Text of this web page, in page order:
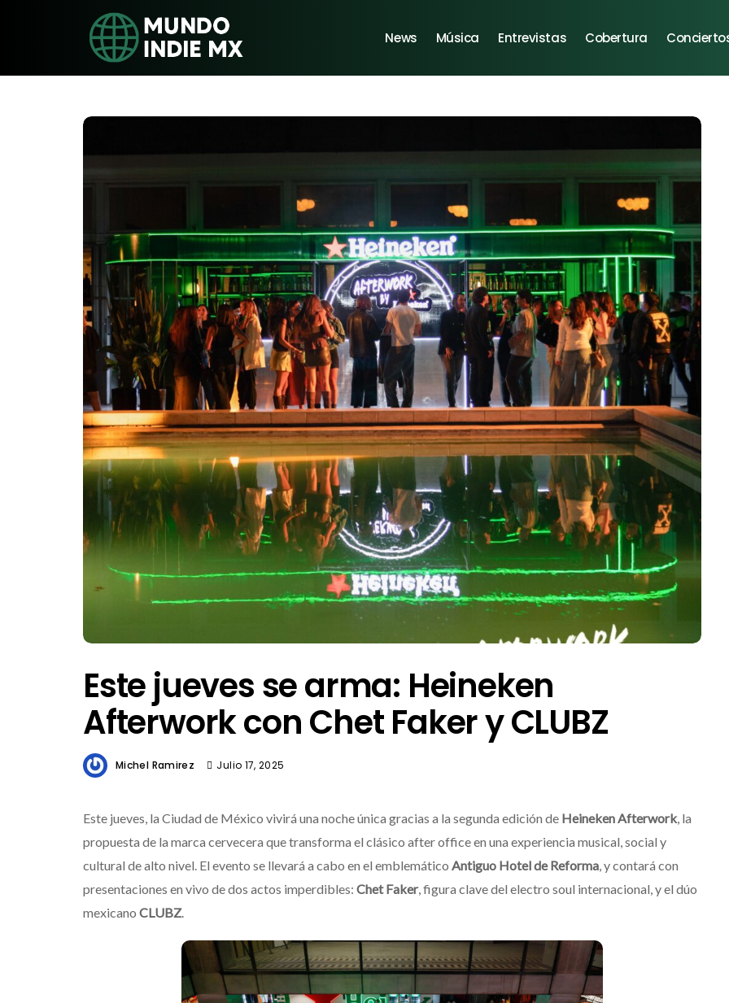
News Música Entrevistas Cobertura
Este jueves se arma: Heineken
Afterwork con Chet Faker y CLUBZ
Michel Ramirez Julio 17, 2025
Este jueves, la Ciudad de México vivirá una noche única gracias a la segunda edición de Heineken Afterwork, la
propuesta de la marca cervecera que transforma el clásico after office en una experiencia musical, social y
cultural de alto nivel. El evento se llevará a cabo en el emblemático Antiguo Hotel de Reforma, y contará con
presentaciones en vivo de dos actos imperdibles: Chet Faker, figura clave del electro soul internacional, y el dúo
mexicano CLUBZ.